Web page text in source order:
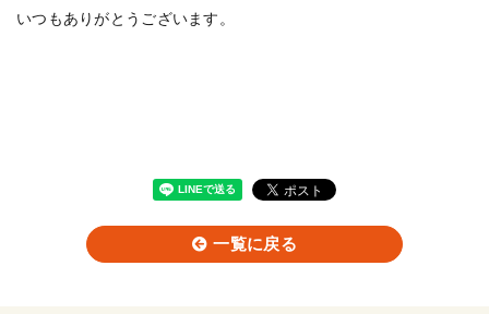
いつもありがとうございます。
一覧に戻る